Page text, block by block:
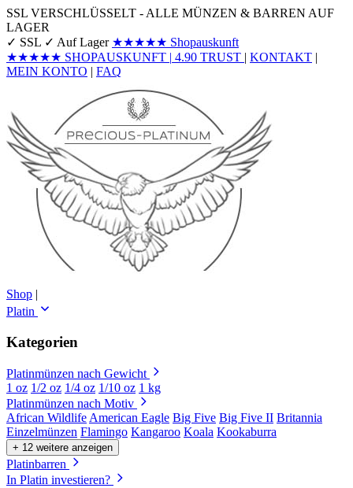
SSL VERSCHLÜSSELT - ALLE MÜNZEN & BARREN AUF
LAGER
✓ SSL ✓ Auf Lager ★★★★★ Shopauskunft
★★★★★ SHOPAUSKUNFT | 4.90 TRUST | KONTAKT |
MEIN KONTO | FAQ
Shop |
Platin
Kategorien
Platinmünzen nach Gewicht
1 oz 1/2 oz 1/4 oz 1/10 oz 1 kg
Platinmünzen nach Motiv
African WildlifeAmerican Eagle Big Five Big Five II Britannia
Einzelmünzen Flamingo Kangaroo Koala Kookaburra
+ 12 weitere anzeigen
Platinbarren
In Platin investieren?